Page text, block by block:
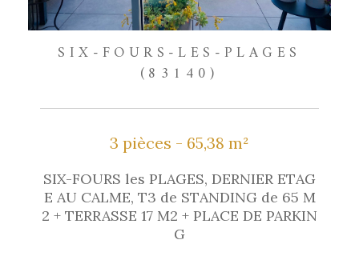
SIX-FOURS-LES-PLAGES
(83140)
3 pièces - 65,38 m²
SIX-FOURS les PLAGES, DERNIER ETAG
E AU CALME, T3 de STANDING de 65 M
2 + TERRASSE 17 M2 + PLACE DE PARKIN
G